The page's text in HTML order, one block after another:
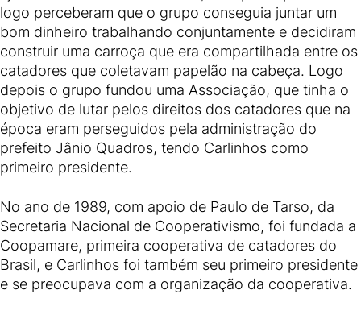
logo perceberam que o grupo conseguia juntar um
bom dinheiro trabalhando conjuntamente e decidiram
construir uma carroça que era compartilhada entre os
catadores que coletavam papelão na cabeça. Logo
depois o grupo fundou uma Associação, que tinha o
objetivo de lutar pelos direitos dos catadores que na
época eram perseguidos pela administração do
prefeito Jânio Quadros, tendo Carlinhos como
primeiro presidente.
No ano de 1989, com apoio de Paulo de Tarso, da
Secretaria Nacional de Cooperativismo, foi fundada a
Coopamare, primeira cooperativa de catadores do
Brasil, e Carlinhos foi também seu primeiro presidente
e se preocupava com a organização da cooperativa.